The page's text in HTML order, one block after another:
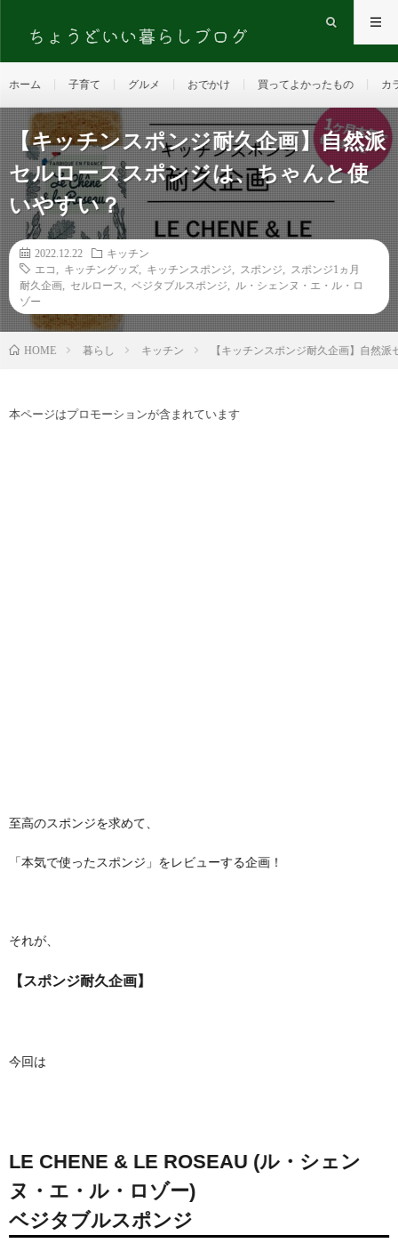
ホーム 子育て グルメ おでかけ 買ってよかったもの カ
【キッチンスポンジ耐久企画】自然派
セルローススポンジは、ちゃんと使
いやすい？
2022.12.22 キッチン
エコ キッチングッズ キッチンスポンジ スポンジ スポンジ1ヵ月
耐久企画 セルロース ,ベジタブルスポンジ ル・シェンヌ・エ・ル・ロ
ゾー
HOME 暮らし キッチン 【キッチンスポンジ耐久企画】自然
本ページはプロモーションが含まれています
至高のスポンジを求めて、
「本気で使ったスポンジ」をレビューする企画！
それが、
【スポンジ耐久企画】
今回は
LE CHENE & LE ROSEAU (ル・シェン
ヌ・エ・ル・ロゾー)
ベジタブルスポンジ